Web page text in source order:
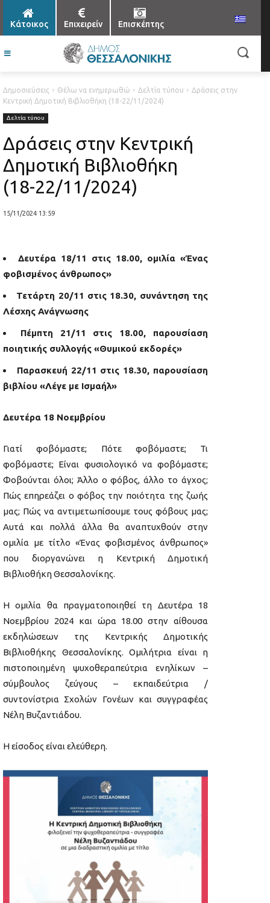
Κάτοικος Επιχειρείν Επισκέπτης
Δημοσιεύσεις Θέλω να ενημερωθώ Δελτία τύπου
Δράσεις στην
Κεντρική Δημοτική Βιβλιοθήκη (18-22/11/2024)
Δελτία τύπου
Δράσεις στην Κεντρική
Δημοτική Βιβλιοθήκη
(18-22/11/2024)
15/11/2024 13:59
Δευτέρα 18/11 στις 18.00, ομιλία «Ένας
φοβισμένος άνθρωπος»
Τετάρτη 20/11 στις 18.30, συνάντηση της
Λέσχης Ανάγνωσης
Πέμπτη 21/11 στις 18.00, παρουσίαση
ποιητικής συλλογής «Θυμικού εκδορές»
Παρασκευή 22/11 στις 18.30, παρουσίαση
βιβλίου «Λέγε με Ισμαήλ»
Δευτέρα 18 Νοεμβρίου
Γιατί φοβόμαστε; Πότε φοβόμαστε; Τι
φοβόμαστε; Είναι φυσιολογικό να φοβόμαστε;
Φοβούνται όλοι; Άλλο ο φόβος, άλλο το άγχος;
Πώς επηρεάζει ο φόβος την ποιότητα της ζωής
μας; Πώς να αντιμετωπίσουμε τους φόβους μας;
Αυτά και πολλά άλλα θα αναπτυχθούν στην
ομιλία με τίτλο «Ένας φοβισμένος άνθρωπος»
που διοργανώνει η Κεντρική Δημοτική
Βιβλιοθήκη Θεσσαλονίκης.
Η ομιλία θα πραγματοποιηθεί τη Δευτέρα 18
Νοεμβρίου 2024 και ώρα 18.00 στην αίθουσα
εκδηλώσεων της Κεντρικής Δημοτικής
Βιβλιοθήκης Θεσσαλονίκης. Ομιλήτρια είναι η
πιστοποιημένη ψυχοθεραπεύτρια ενηλίκων –
σύμβουλος ζεύγους – εκπαιδεύτρια /
συντονίστρια Σχολών Γονέων και συγγραφέας
Νέλη Βυζαντιάδου.
Η είσοδος είναι ελεύθερη.